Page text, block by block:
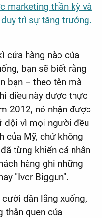
marketing thần kỳ và
trì sự tăng trưởng.
cửa hàng nào của
bạn sẽ biết rằng
bạn – theo tên mà
điều này được thực
2012, nó nhận được
dội vì mọi người đều
của Mỹ, chứ không
từng khiến cá nhân
hàng ghi những
"Ivor Biggun".
dần lắng xuống,
thân quen của